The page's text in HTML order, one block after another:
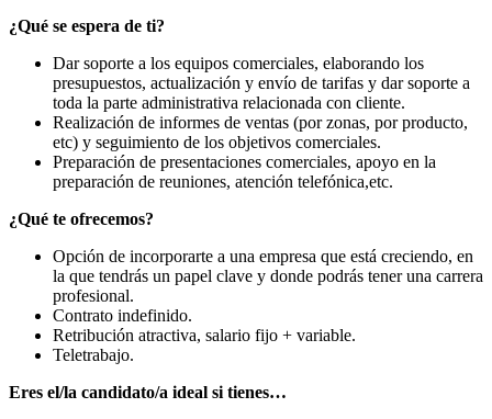
¿Qué se espera de ti?
Dar soporte a los equipos comerciales, elaborando los
presupuestos, actualización y envío de tarifas y dar soporte a
toda la parte administrativa relacionada con cliente.
Realización de informes de ventas (por zonas, por producto,
etc) y seguimiento de los objetivos comerciales.
Preparación de presentaciones comerciales, apoyo en la
preparación de reuniones, atención telefónica,etc.
¿Qué te ofrecemos?
Opción de incorporarte a una empresa que está creciendo, en
la que tendrás un papel clave y donde podrás tener una carrera
profesional.
Contrato indefinido.
Retribución atractiva, salario fijo + variable.
Teletrabajo.
Eres el/la candidato/a ideal si tienes…